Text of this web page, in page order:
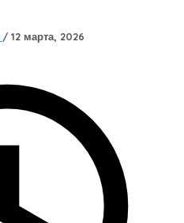
/ 12 марта, 2026